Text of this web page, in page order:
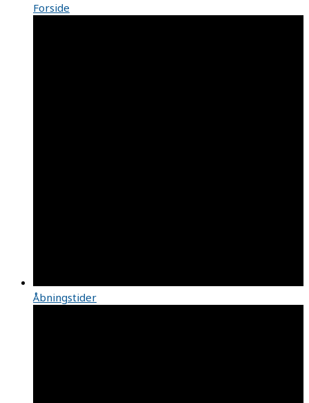
Forside
Åbningstider